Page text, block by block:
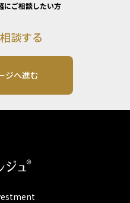
にご相談したい方
談する
ジへ進む